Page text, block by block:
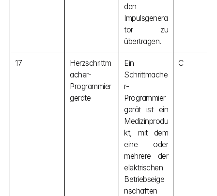
den
Impulsgenera
tor zu
übertragen.
17
Herzschrittm
acher-
Programmier
geräte
Ein
Schrittmache
r-
Programmier
gerät ist ein
Medizinprodu
kt, mit dem
eine oder
mehrere der
elektrischen
Betriebseige
nschaften
C